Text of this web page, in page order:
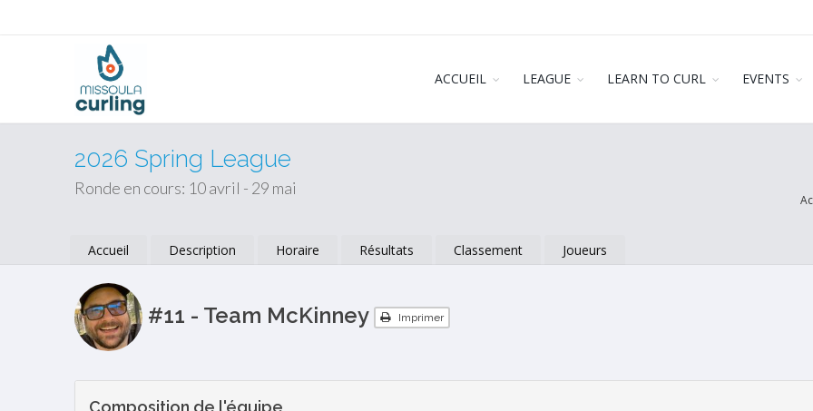
ACCUEIL LEAGUE LEARN TO CURL EVENTS
2026 Spring League
Ronde en cours: 10 avril - 29 mai
Accueil Description Horaire Résultats Classement Joueurs
#11 - Team McKinney Imprimer
Composition de l'équipe